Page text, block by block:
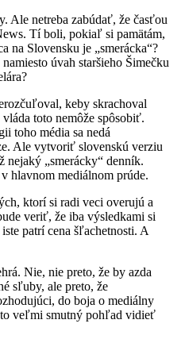
Ale netreba zabúdať, že časťou
Tí boli, pokiaľ si pamätám,
na Slovensku je „smerácka“?
úvah staršieho Šimečku
keby skrachoval
toto nemôže spôsobiť.
toho média sa nedá
Ale vytvoriť slovenskú verziu
nejaký „smerácky“ denník.
hlavnom mediálnom prúde.
ktorí si radi veci overujú a
veriť, že iba výsledkami si
patrí cena šľachetnosti. A
Nie, nie preto, že by azda
sľuby, ale preto, že
do boja o mediálny
veľmi smutný pohľad vidieť